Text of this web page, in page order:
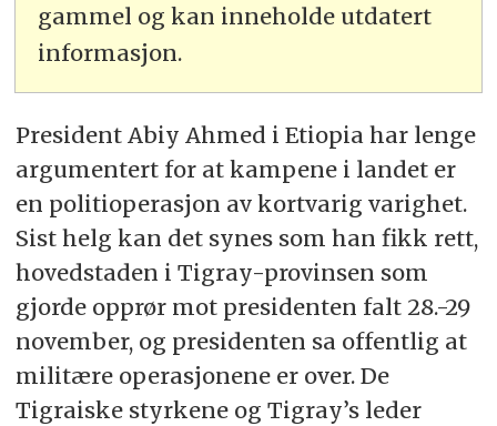
gammel og kan inneholde utdatert
informasjon.
President Abiy Ahmed i Etiopia har lenge
argumentert for at kampene i landet er
en politioperasjon av kortvarig varighet.
Sist helg kan det synes som han fikk rett,
hovedstaden i Tigray-provinsen som
gjorde opprør mot presidenten falt 28.-29
november, og presidenten sa offentlig at
militære operasjonene er over. De
Tigraiske styrkene og Tigray’s leder